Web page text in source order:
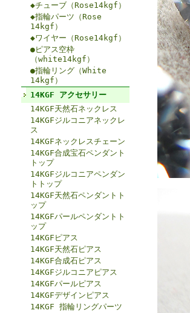
◆チューブ（Rose14kgf）
◆指輪パーツ（Rose
14kgf）
◆ワイヤー（Rose14kgf）
●ピアス空枠
（white14kgf）
●指輪リング（White
14kgf）
14KGF アクセサリー
14KGF天然石ネックレス
14KGFジルコニアネックレ
ス
14KGFネックレスチェーン
14KGF合成宝石ペンダント
トップ
14KGFジルコニアペンダン
トトップ
14KGF天然石ペンダントト
ップ
14KGFパールペンダントト
ップ
14KGFピアス
14KGF天然石ピアス
14KGF合成石ピアス
14KGFジルコニアピアス
14KGFパールピアス
14KGFデザインピアス
14KGF 指輪リングパーツ